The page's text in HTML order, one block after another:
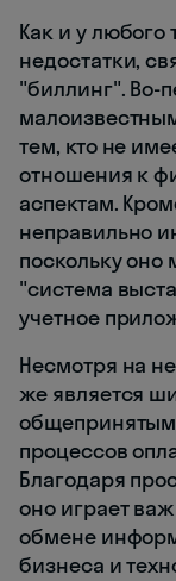
Как и у любого
недостатки,
"биллинг". Во-
тем, кто не
отношения к
аспектам.
неправильно
поскольку оно
"система
учетное
Несмотря на
же является
процессов
Благодаря
оно играет
обмене
бизнеса и